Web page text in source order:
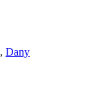
, Dany